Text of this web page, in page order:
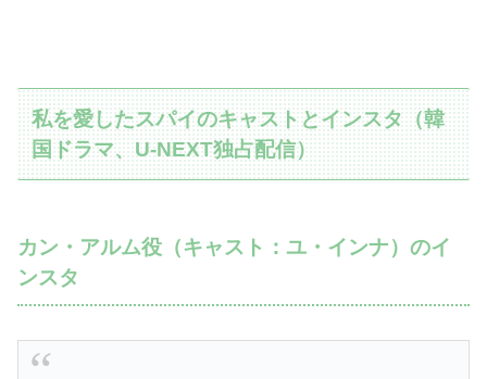
私を愛したスパイのキャストとインスタ（韓
国ドラマ、U-NEXT独占配信）
カン・アルム役（キャスト：ユ・インナ）のイ
ンスタ